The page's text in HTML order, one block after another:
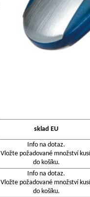
sklad EU
Info na dotaz.
Vložte požadované množství
do košíku.
Info na dotaz.
Vložte požadované množství
do košíku.